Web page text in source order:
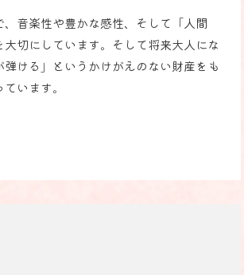
、音楽性や豊かな感性、そして「人間
切にしています。そして将来大人にな
弾ける」というかけがえのない財産をも
います。